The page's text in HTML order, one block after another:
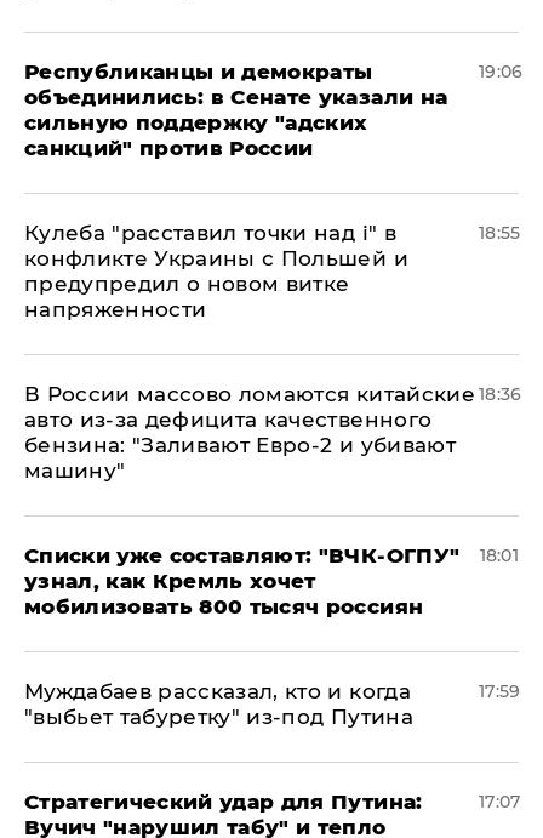
Республиканцы и демократы
объединились: в Сенате указали на
сильную поддержку "адских
санкций" против России
19:06
Кулеба "расставил точки над і" в
конфликте Украины с Польшей и
предупредил о новом витке
напряженности
18:55
В России массово ломаются китайские
авто из-за дефицита качественного
бензина: "Заливают Евро-2 и убивают
машину"
18:36
Списки уже составляют: "ВЧК-ОГПУ"
узнал, как Кремль хочет
мобилизовать 800 тысяч россиян
18:01
Муждабаев рассказал, кто и когда
"выбьет табуретку" из-под Путина
17:59
Стратегический удар для Путина:
Вучич "нарушил табу" и тепло
17:07